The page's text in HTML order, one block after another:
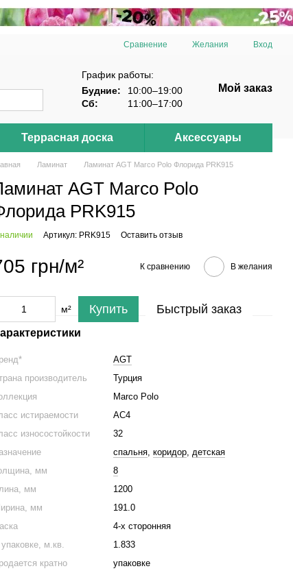
Сравнение Желания Вход
График работы:
Будние:
10:00–19:00
Сб:
11:00–17:00
Мой заказ
Террасная доска Аксессуары
Ламинат Ламинат AGT Marco Polo Флорида PRK915
AGT Marco Polo
PRK915
Артикул: PRK915 Оставить отзыв
грн/м² К сравнению В желания
м² Купить Быстрый заказ
AGT
производитель
Турция
Marco Polo
истираемости
АС4
износостойкости
32
спальня, коридор, детская
мм
8
мм
1200
мм
191.0
4-х сторонняя
м.кв.
1.833
кратно
упаковке